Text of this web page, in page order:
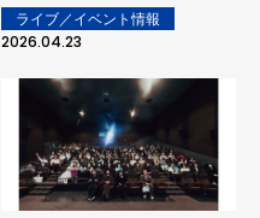
ライブ／イベント情報
2026.04.23